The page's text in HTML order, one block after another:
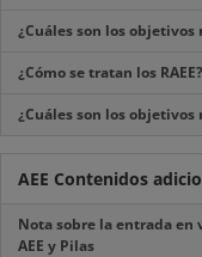
¿Cuáles son los
¿Cómo se tratan los RAEE?
¿Cuáles son los
AEE Contenidos
Nota sobre la entrada en
AEE y Pilas